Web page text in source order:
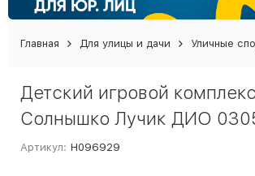
Главная Для улицы и дачи Уличные
Детский игровой комплекс
Солнышко Лучик ДИО
Артикул: Н096929